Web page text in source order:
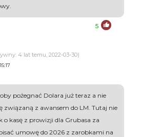
5
4 lat temu, 2022-03-30)
pożegnać Dolara już teraz a nie
związaną z awansem do LM. Tutaj nie
o kasę z prowizji dla Grubasa za
umowę do 2026 z zarobkami na